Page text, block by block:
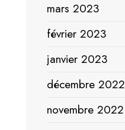
mars 2023
février 2023
janvier 2023
décembre 2022
novembre 2022